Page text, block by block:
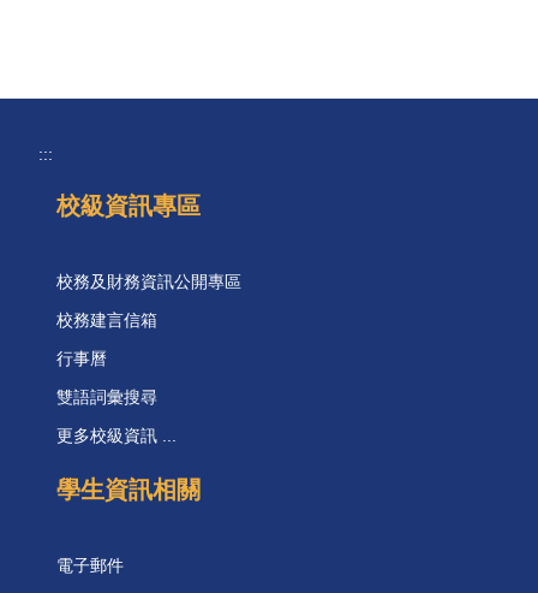
:::
校級資訊專區
校務及財務資訊公開專區
校務建言信箱
行事曆
雙語詞彙搜尋
更多校級資訊 ...
學生資訊相關
電子郵件